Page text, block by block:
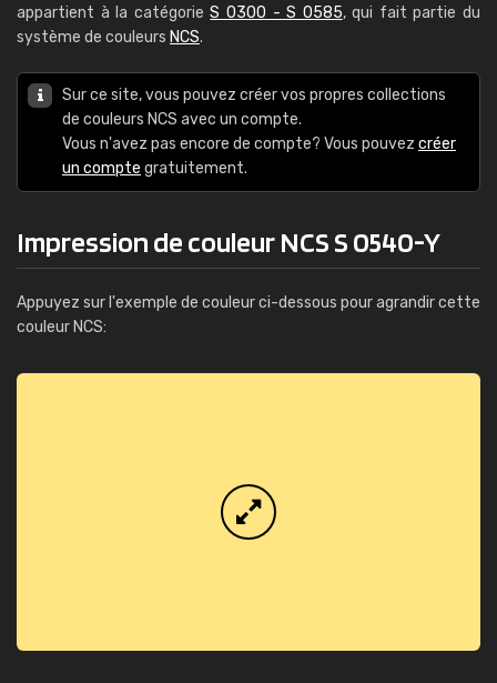
appartient à la catégorieS 0300 - S 0585, qui fait partie du
système de couleurs NCS.
Sur ce site, vous pouvez créer vos propres collections
de couleurs NCS avec un compte.
Vous n'avez pas encore de compte? Vous pouvez créer
un compte gratuitement.
Impression de couleur NCS S 0540-Y
Appuyez sur l'exemple de couleur ci-dessous pour agrandir cette
couleur NCS: